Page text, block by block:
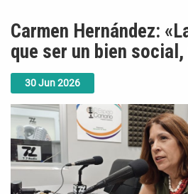
30Jun2026
Carmen Hernández:
que ser un bien